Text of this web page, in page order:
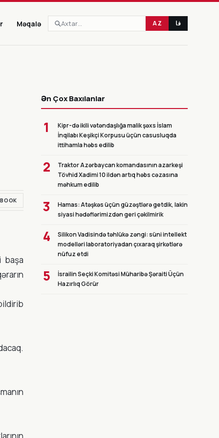
Məqalə AZ فا
başa
Ən Çox Baxılanlar
1
Kipr-də ikili vətəndaşlığa malik şəxs İslam
İnqilabı Keşikçi Korpusu üçün casusluqda
ittihamla həbs edilib
2
Traktor Azərbaycan komandasının azarkeşi
Tövhid Xadimi 10 ildən artıq həbs cəzasına
məhkum edilib
3
Hamas: Atəşkəs üçün güzəştlərə getdik, lakin
siyasi hədəflərimizdən geri çəkilmirik
4
Silikon Vadisində təhlükə zəngi: süni intellekt
modelləri laboratoriyadan çıxaraq şirkətlərə
nüfuz etdi
5
İsrailin Seçki Komitəsi Müharibə Şəraiti Üçün
Hazırlıq Görür